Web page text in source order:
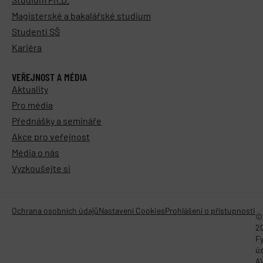
Magisterské a bakalářské studium
Studenti SŠ
Kariéra
VEŘEJNOST A MÉDIA
Aktuality
Pro média
Přednášky a semináře
Akce pro veřejnost
Média o nás
Vyzkoušejte si
©
Ochrana osobních údajůNastavení CookiesProhlášení o přístupnosti